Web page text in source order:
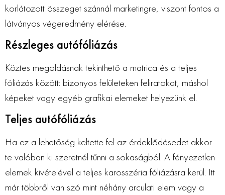
korlátozott összeget szánnál marketingre, viszont fontos a
látványos végeredmény elérése.
Részleges autófóliázás
Köztes megoldásnak tekinthető a matrica és a teljes
fóliázás között: bizonyos felületeken feliratokat, máshol
képeket vagy egyéb grafikai elemeket helyezünk el.
Teljes autófóliázás
Ha ez a lehetőség keltette fel az érdeklődésedet akkor
te valóban ki szeretnél tűnni a sokaságból. A fényezetlen
elemek kivételével a teljes karosszéria fóliázásra kerül. Itt
már többről van szó mint néhány arculati elem vagy a